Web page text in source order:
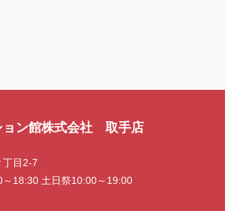
ョン館株式会社 取手店
丁目2-7
～18:30 土日祭10:00～19:00